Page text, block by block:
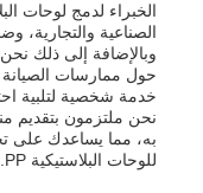
الصناعية والتجارية،
وبالإضافة إلى ذلك
حول ممارسات
خدمة شخصية لتلبية
نحن ملتزمون بتقديم
به، مما يساعدك على
للوحات البلاستيكية PP.